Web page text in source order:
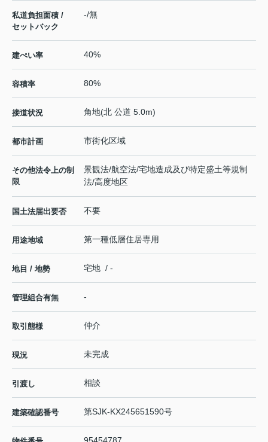
私道負担面積 /
セットバック
-/無
建ぺい率 40%
容積率 80%
接道状況 角地(北 公道 5.0m)
都市計画 市街化区域
その他法令上の制
限
景観法/航空法/宅地造成及び特定盛土等規制
法/高度地区
国土法届出要否 不要
用途地域 第一種低層住居専用
地目 / 地勢 宅地 / -
管理組合有無 -
取引態様 仲介
現況 未完成
引渡し 相談
建築確認番号 第SJK-KX245651590号